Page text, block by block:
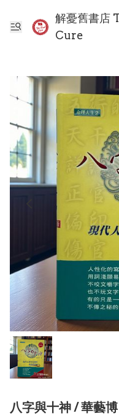
解憂舊書店
Cure
八字與十神 / 華藝